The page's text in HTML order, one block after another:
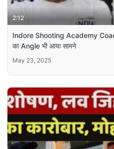
2:12
Indore Shooting Academy
का Angle भी आया सामने
May 23, 2025